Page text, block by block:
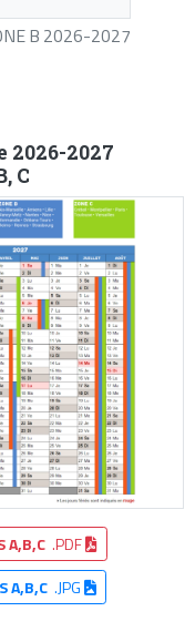
B 2026-2027
2026-2027
C
A,B,C .PDF
A,B,C.JPG